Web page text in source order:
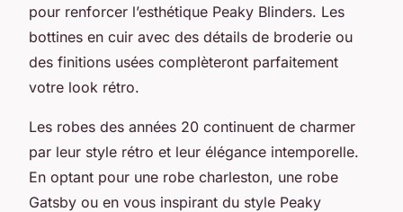
pour renforcer l’esthétique Peaky Blinders. Les
bottines en cuir avec des détails de broderie ou
des finitions usées complèteront parfaitement
votre look rétro.
Les robes des années 20 continuent de charmer
par leur style rétro et leur élégance intemporelle.
En optant pour une robe charleston, une robe
Gatsby ou en vous inspirant du style Peaky